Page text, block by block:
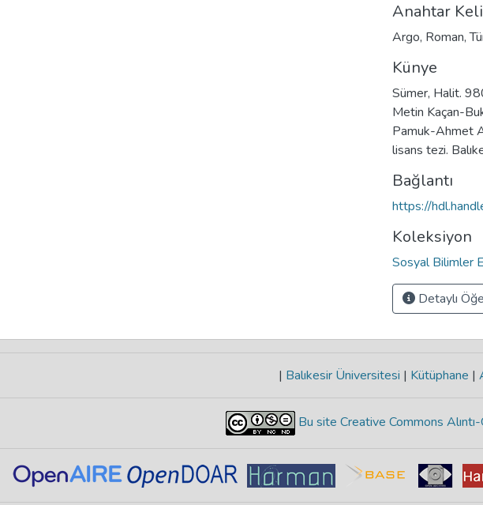
Anahtar
Argo, Roman,
Künye
Sümer, Halit.
Metin Kaçan-
Pamuk-Ahmet
lisans tezi.
Bağlantı
https://
Koleksiyon
Sosyal Bilimler
Detaylı
| Balıkesir Üniversitesi | Kütüphane |
Bu site Creative Commons